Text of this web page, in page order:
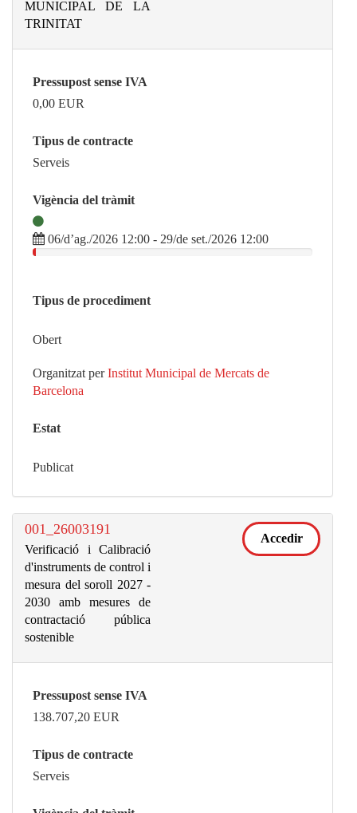
MUNICIPAL DE LA
TRINITAT
Pressupost sense IVA
0,00 EUR
Tipus de contracte
Serveis
Vigència del tràmit
06/d’ag./2026 12:00 - 29/de set./2026 12:00
Tipus de procediment
Obert
Organitzat per Institut Municipal de Mercats de
Barcelona
Estat
Publicat
001_26003191
Verificació i Calibració
d'instruments de control i
mesura del soroll 2027 -
2030 amb mesures de
contractació pública
sostenible
Accedir
Pressupost sense IVA
138.707,20 EUR
Tipus de contracte
Serveis